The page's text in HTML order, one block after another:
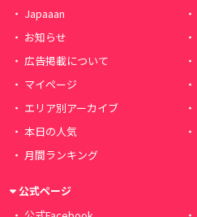
Japaaan
お知らせ
広告掲載について
マイページ
エリア別アーカイブ
本日の人気
月間ランキング
公式ページ